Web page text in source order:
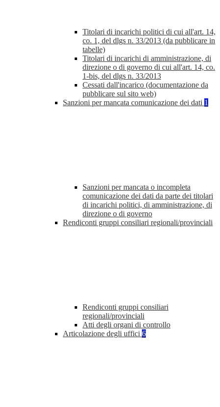
Titolari di incarichi politici di cui all'art. 14,
co. 1, del dlgs n. 33/2013 (da pubblicare in
tabelle)
Titolari di incarichi di amministrazione, di
direzione o di governo di cui all'art. 14, co.
1-bis, del dlgs n. 33/2013
Cessati dall'incarico (documentazione da
pubblicare sul sito web)
Sanzioni per mancata comunicazione dei dati 1
Sanzioni per mancata o incompleta
comunicazione dei dati da parte dei titolari
di incarichi politici, di amministrazione, di
direzione o di governo
Rendiconti gruppi consiliari regionali/provinciali
Rendiconti gruppi consiliari
regionali/provinciali
Atti degli organi di controllo
Articolazione degli uffici 6